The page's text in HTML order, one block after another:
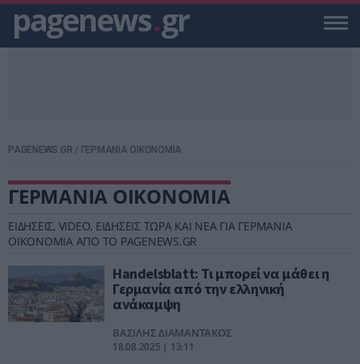
pagenews.gr
PAGENEWS.GR / ΓΕΡΜΑΝΙΑ ΟΙΚΟΝΟΜΙΑ
ΓΕΡΜΑΝΙΑ ΟΙΚΟΝΟΜΙΑ
ΕΙΔΗΣΕΙΣ, VIDEO, ΕΙΔΗΣΕΙΣ ΤΩΡΑ ΚΑΙ ΝΕΑ ΓΙΑ ΓΕΡΜΑΝΙΑ
ΟΙΚΟΝΟΜΙΑ ΑΠΟ ΤΟ PAGENEWS.GR
Handelsblatt: Τι μπορεί να μάθει η
Γερμανία από την ελληνική
ανάκαμψη
ΒΑΣΙΛΗΣ ΔΙΑΜΑΝΤΑΚΟΣ
18.08.2025 | 13:11